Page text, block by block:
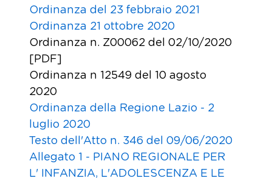
Ordinanza del 23 febbraio 2021
Ordinanza 21 ottobre 2020
Ordinanza n. Z00062 del 02/10/2020
[PDF]
Ordinanza n 12549 del 10 agosto
2020
Ordinanza della Regione Lazio - 2
luglio 2020
Testo dell'Atto n. 346 del 09/06/2020
Allegato 1 - PIANO REGIONALE PER
L' INFANZIA, L'ADOLESCENZA E LE